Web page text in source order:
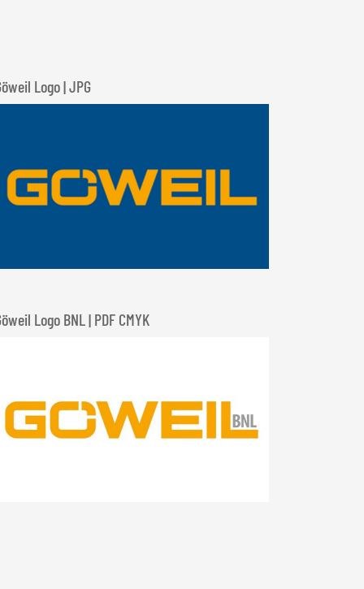
Logo | JPG
Logo BNL | PDF CMYK